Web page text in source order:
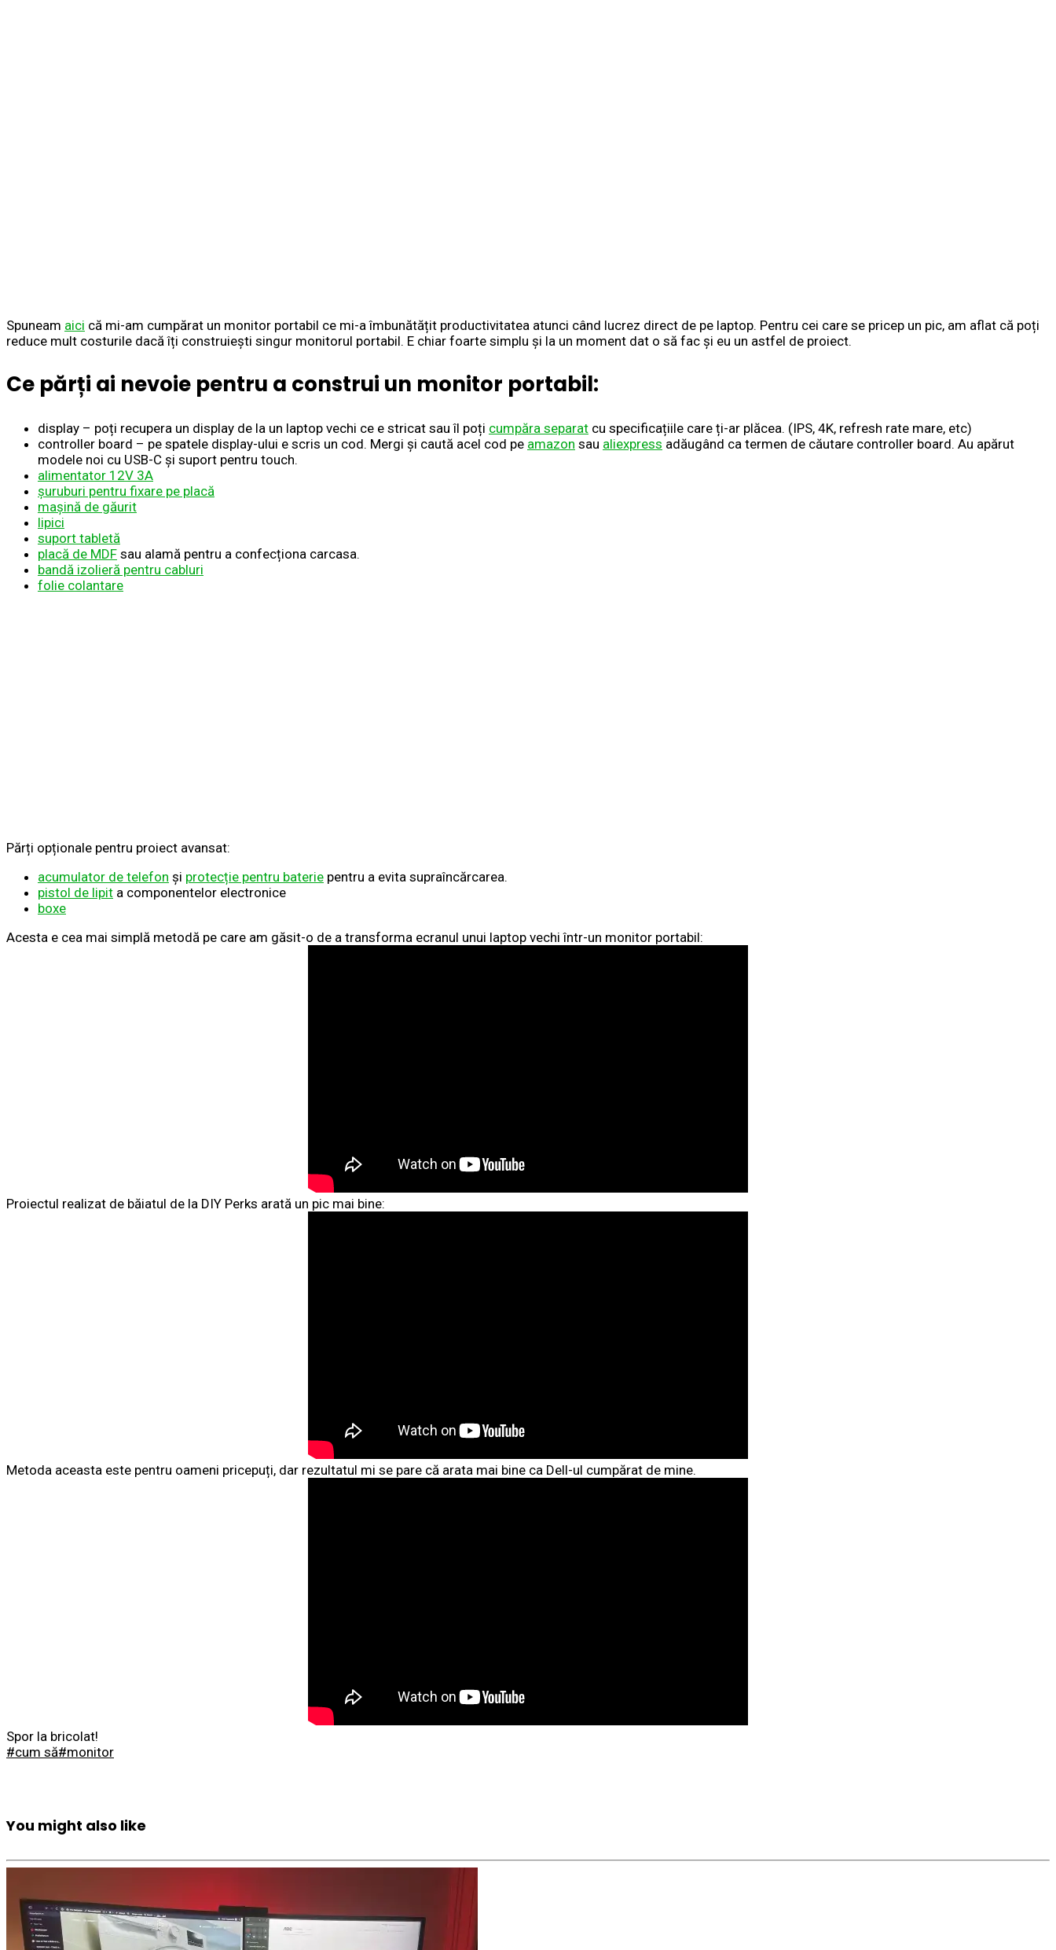
Spuneam aici că mi-am cumpărat un monitor portabil ce mi-a îmbunătățit productivitatea atunci când lucrez direct de pe laptop. Pentru cei care se pricep un pic, am aflat că poți
reduce mult costurile dacă îți construiești singur monitorul portabil. E chiar foarte simplu și la un moment dat o să fac și eu un astfel de proiect.
Ce părți ai nevoie pentru a construi un monitor portabil:
display – poți recupera un display de la un laptop vechi ce e stricat sau îl poți cumpăra separat cu specificațiile care ți-ar plăcea. (IPS, 4K, refresh rate mare, etc)
controller board – pe spatele display-ului e scris un cod. Mergi și caută acel cod pe amazon sau aliexpress adăugând ca termen de căutare controller board. Au apărut
modele noi cu USB-C și suport pentru touch.
alimentator 12V 3A
șuruburi pentru fixare pe placă
mașină de găurit
lipici
suport tabletă
placă de MDF sau alamă pentru a confecționa carcasa.
bandă izolieră pentru cabluri
folie colantare
Părți opționale pentru proiect avansat:
acumulator de telefon și protecție pentru baterie pentru a evita supraîncărcarea.
pistol de lipit a componentelor electronice
boxe
Acesta e cea mai simplă metodă pe care am găsit-o de a transforma ecranul unui laptop vechi într-un monitor portabil:
Proiectul realizat de băiatul de la DIY Perks arată un pic mai bine:
Metoda aceasta este pentru oameni pricepuți, dar rezultatul mi se pare că arata mai bine ca Dell-ul cumpărat de mine.
Spor la bricolat!
#cum să#monitor
You might also like